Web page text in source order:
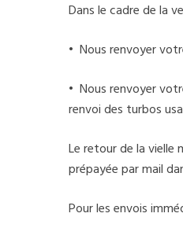
Dans le cadre de la
• Nous renvoyer
• Nous renvoyer
renvoi des turbos
Le retour de la vielle
prépayée par mail
Pour les envois